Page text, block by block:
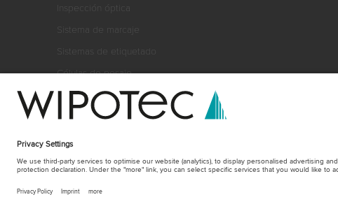
Inspección óptica
Sistema de marcaje
Sistemas de etiquetado
Células de pesaje
Kits de pesaje
Accesorios
Software
Formación